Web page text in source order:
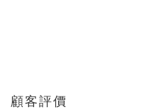
顧客評價